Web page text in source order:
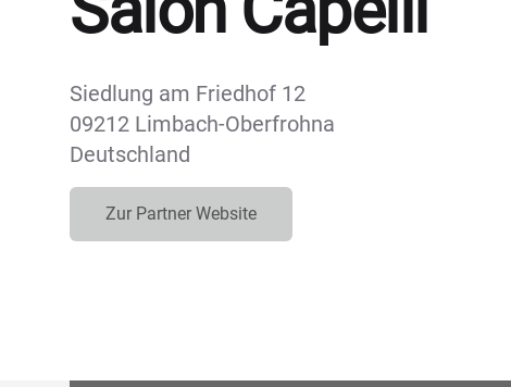
Siedlung am Friedhof 12
09212 Limbach-Oberfrohna
Deutschland
Zur Partner Website